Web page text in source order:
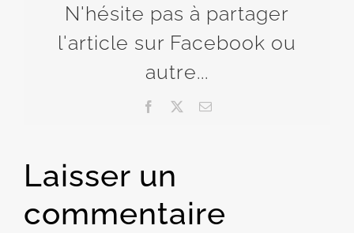
N'hésite pas à partager
l'article sur Facebook ou
autre...
Facebook Email
Laisser un
commentaire